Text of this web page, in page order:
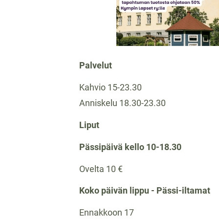
Palvelut
Kahvio 15-23.30
Anniskelu 18.30-23.30
Liput
Pässipäivä kello 10-18.30
Ovelta 10 €
Koko päivän lippu - Pässi-iltamat
Ennakkoon 17